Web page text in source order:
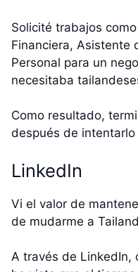
Solicité trabajos
Financiera, Asistente
Personal para un
necesitaba
Como resultado,
después de intentarlo
LinkedIn
Vi el valor de
de mudarme a
A través de LinkedIn,